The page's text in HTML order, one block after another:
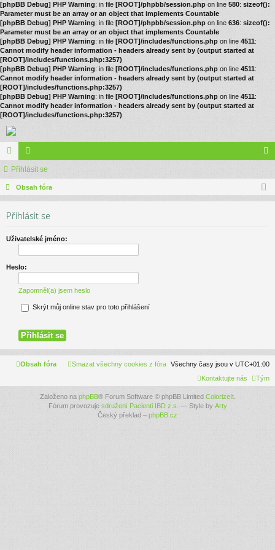
[phpBB Debug] PHP Warning: in file [ROOT]/phpbb/session.php on line 580: sizeof():
Parameter must be an array or an object that implements Countable
[phpBB Debug] PHP Warning: in file [ROOT]/phpbb/session.php on line 636: sizeof():
Parameter must be an array or an object that implements Countable
[phpBB Debug] PHP Warning: in file [ROOT]/includes/functions.php on line 4511:
Cannot modify header information - headers already sent by (output started at
[ROOT]/includes/functions.php:3257)
[phpBB Debug] PHP Warning: in file [ROOT]/includes/functions.php on line 4511:
Cannot modify header information - headers already sent by (output started at
[ROOT]/includes/functions.php:3257)
[phpBB Debug] PHP Warning: in file [ROOT]/includes/functions.php on line 4511:
Cannot modify header information - headers already sent by (output started at
[ROOT]/includes/functions.php:3257)
ór
a
le
no lá
Přihlásit se
Obsah fóra
Přihlásit se
Uživatelské jméno:
Heslo:
Zapomněl(a) jsem heslo
Skrýt můj online stav pro toto přihlášení
Obsah fóra Všechny časy jsou v UTC+01:00
Smazat všechny cookies z fóra
Tým
Kontaktujte nás
Založeno na phpBB® Forum Software © phpBB Limited ColorizeIt.
Fórum provozuje sdružení Pacienti IBD z.s. — Style by Arty
Český překlad – phpBB.cz